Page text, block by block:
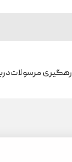
رهگیری مرسولات